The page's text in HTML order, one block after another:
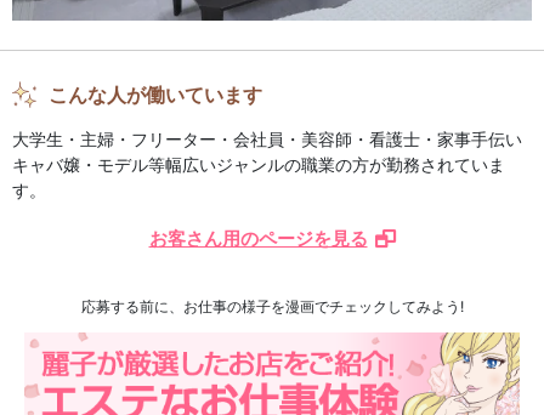
こんな人が働いています
大学生・主婦・フリーター・会社員・美容師・看護士・家事手伝い
キャバ嬢・モデル等幅広いジャンルの職業の方が勤務されていま
す。
お客さん用のページを見る
応募する前に、お仕事の様子を漫画でチェックしてみよう!